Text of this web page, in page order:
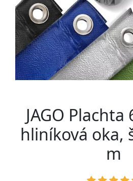
JAGO Plachta
hliníková oka,
m